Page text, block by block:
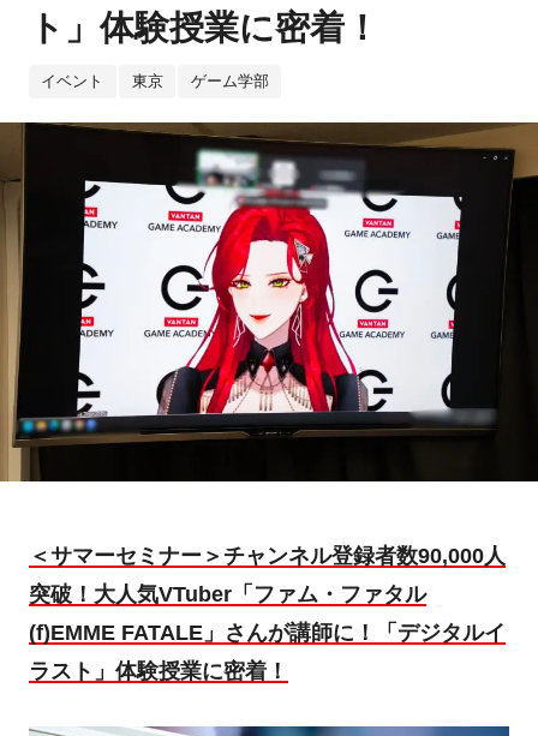
ト」体験授業に密着！
イベント 東京 ゲーム学部
＜サマーセミナー＞ チャンネル登録者数90,000人
突破！ 大人気VTuber「ファム・ファタル
(f)EMME FATALE」 さんが講師に ！
「デジタルイ
ラスト」体験授業に密着！